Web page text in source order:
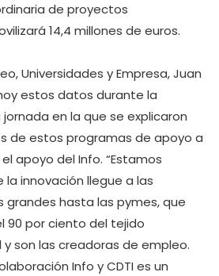
de proyectos
14,4 millones de euros.
Universidades y Empresa, Juan
estos datos durante la
en la que se explicaron
de estos programas de apoyo a
apoyo del Info. “Estamos
innovación llegue a las
grandes hasta las pymes, que
90 por ciento del tejido
son las creadoras de empleo.
Info y CDTI es un